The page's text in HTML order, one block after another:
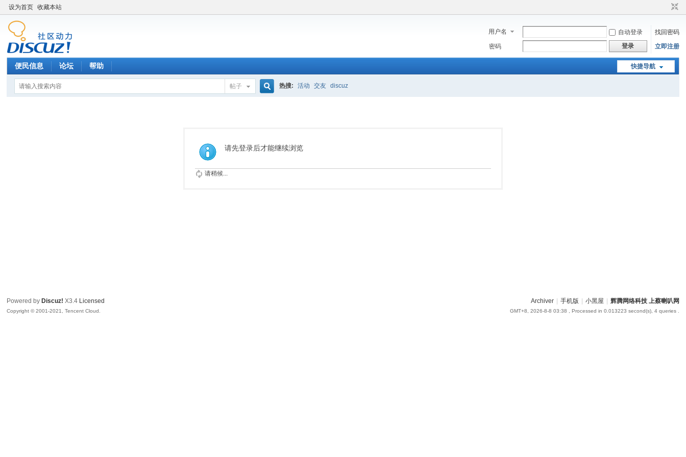
设为首页 收藏本站
用户名 自动登录
找回密码
密码
登录 立即注册
快捷导航
便民信息 论坛 帮助
帖子
索
热搜: 活动 交友 discuz
请先登录后才能继续浏览
请稍候...
Archiver 手机版 小黑屋 辉腾网络科技 上蔡喇叭网
GMT+8, 2026-8-8 03:38 , Processed in 0.013223 second(s), 4 queries .
Powered by Discuz! X3.4 Licensed
Copyright © 2001-2021, Tencent Cloud.